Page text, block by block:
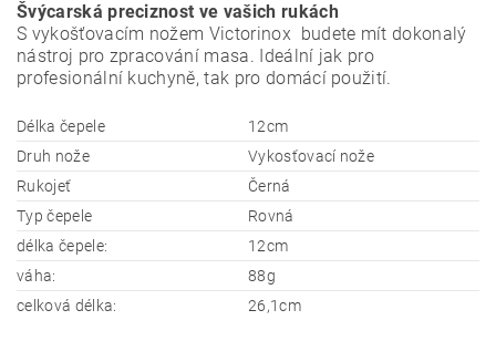
Švýcarská preciznost ve vašich rukách
S vykošťovacím nožem Victorinox budete mít dokonalý
nástroj pro zpracování masa. Ideální jak pro
profesionální kuchyně, tak pro domácí použití.
Délka čepele
12cm
Druh nože
Vykosťovací nože
Rukojeť
Černá
Typ čepele
Rovná
délka čepele:
12cm
váha:
88g
celková délka:
26,1cm